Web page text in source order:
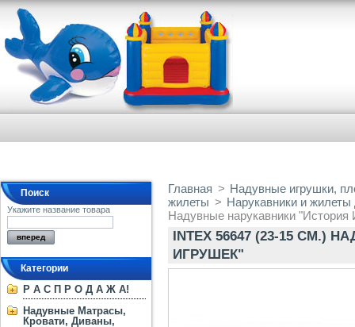
Поиск
Укажите название товара
Категории
Р А С П Р О Д А Ж А!
Надувные Матрасы,
Кровати, Диваны,
Главная > Надувные игрушки,
жилеты > Нарукавники и
Надувные нарукавники "История
INTEX 56647 (23-15 СМ.)
ИГРУШЕК"